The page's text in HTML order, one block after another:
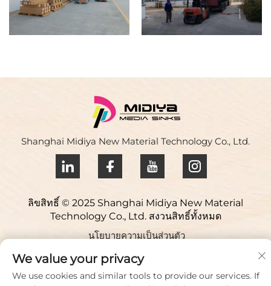
Shanghai Midiya New Material Technology Co., Ltd.
ลิขสิทธิ์ © 2025 Shanghai Midiya New Material
Technology Co., Ltd. สงวนสิทธิ์ทั้งหมด
นโยบายความเป็นส่วนตัว
Address: อุทยานวิทยาศาสตร์ Yuqiao, 98 ถนน Lianfu, เมือง
We value your privacy
We use cookies and similar tools to provide our services. If